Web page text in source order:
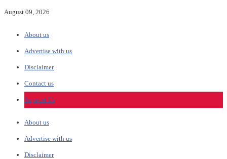
August 09, 2026
About us
Advertise with us
Disclaimer
Contact us
Support Us
About us
Advertise with us
Disclaimer